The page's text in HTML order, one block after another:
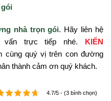
gói
nhà trọn gói. Hãy liên hệ
trực tiếp nhé.
KIẾN
cùng quý vị trên con đường
thành cảm ơn quý khách.
4.7/5 - (3 bình chọn)